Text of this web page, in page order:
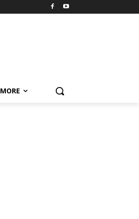
MORE